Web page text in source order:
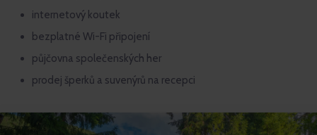
internetový koutek
bezplatné Wi-Fi připojení
půjčovna společenských her
prodej šperků a suvenýrů na recepci